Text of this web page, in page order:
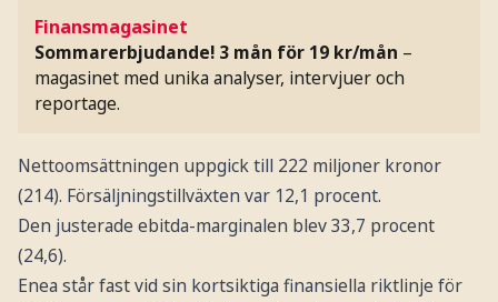
Finansmagasinet
Sommarerbjudande! 3 mån för 19 kr/mån –
magasinet med unika analyser, intervjuer och
reportage.
Nettoomsättningen uppgick till 222 miljoner kronor
(214). Försäljningstillväxten var 12,1 procent.
Den justerade ebitda-marginalen blev 33,7 procent
(24,6).
Enea står fast vid sin kortsiktiga finansiella riktlinje för